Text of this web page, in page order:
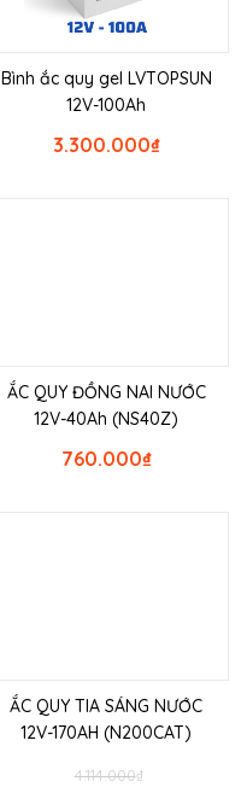
Bình ắc quy gel LVTOPSUN
12V-100Ah
₫
3.300.000
ẮC QUY ĐỒNG NAI NƯỚC
12V-40Ah (NS40Z)
₫
760.000
ẮC QUY TIA SÁNG NƯỚC
12V-170AH (N200CAT)
₫
4.114.000